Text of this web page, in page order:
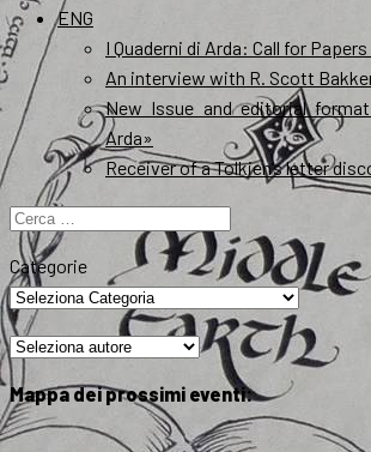
ENG
I Quaderni di Arda: Call for
An interview with R. Scott
New Issue and editorial
Arda»
Receiver of a Tolkien’s letter
Ricerca
per:
Categorie
Mappa dei prossimi eventi: